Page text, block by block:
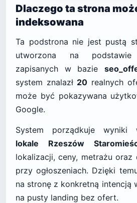
Dlaczego ta strona
indeksowana
Ta podstrona nie jest pustą
utworzona na
zapisanych w bazie
system znalazł 20 realnych
może być pokazywana
Google.
System porządkuje wyniki
lokale Rzeszów
lokalizacji, ceny, metrażu oraz
przy ogłoszeniach. Dzięki
na stronę z konkretną intencją
na pusty landing bez ofert.